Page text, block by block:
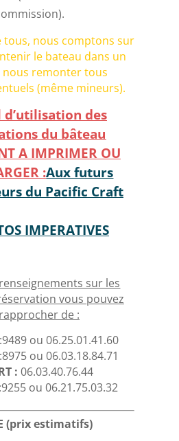
tous, nous comptons sur
le bateau dans un
remonter tous
(même mineurs).
d’utilisation des
du bâteau
A IMPRIMER OU
:Aux futurs
du Pacific Craft
IMPERATIVES
sur les
vous pouvez
de :
ou 06.25.01.41.60
:8975 ou 06.03.18.84.71
: 06.03.40.76.44
:9255 ou 06.21.75.03.32
(prix estimatifs)